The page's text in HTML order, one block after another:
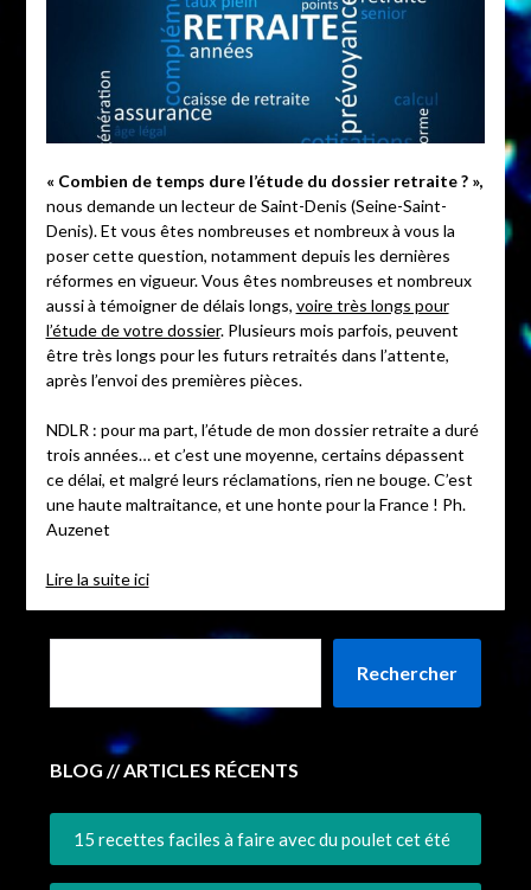
« Combien de temps dure l’étude du dossier retraite ? »,
nous demande un lecteur de Saint-Denis (Seine-Saint-
Denis). Et vous êtes nombreuses et nombreux à vous la
poser cette question, notamment depuis les dernières
réformes en vigueur. Vous êtes nombreuses et nombreux
aussi à témoigner de délais longs, voire très longs pour
l’étude de votre dossier. Plusieurs mois parfois, peuvent
être très longs pour les futurs retraités dans l’attente,
après l’envoi des premières pièces.
NDLR : pour ma part, l’étude de mon dossier retraite a duré
trois années… et c’est une moyenne, certains dépassent
ce délai, et malgré leurs réclamations, rien ne bouge. C’est
une haute maltraitance, et une honte pour la France ! Ph.
Auzenet
Lire la suite ici
Rechercher
BLOG // ARTICLES RÉCENTS
15 recettes faciles à faire avec du poulet cet été